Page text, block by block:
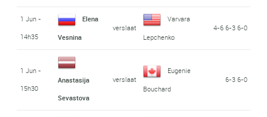
1 Jun -
14h35
Elena
Vesnina
verslaat
Varvara
Lepchenko
4-6 6-3 6-0
1 Jun -
15h30
Anastasija
Sevastova
verslaat
Eugenie
Bouchard
6-3 6-0